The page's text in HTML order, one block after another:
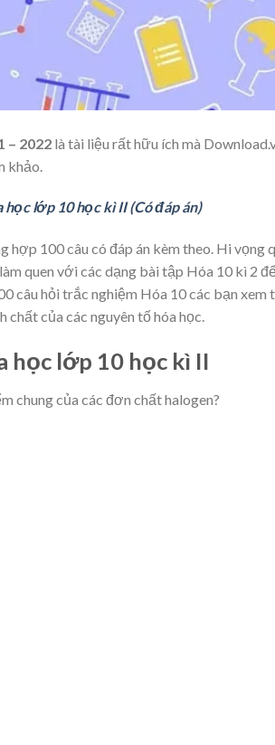
– 2022 là tài liệu rất hữu ích mà
khảo.
học lớp 10 học kì II (Có đáp án)
100 câu có đáp án kèm theo. Hi vọng
quen với các dạng bài tập Hóa 10 kì 2
câu hỏi trắc nghiệm Hóa 10 các bạn xem
của các nguyên tố hóa học.
học lớp 10 học kì II
chung của các đơn chất halogen?